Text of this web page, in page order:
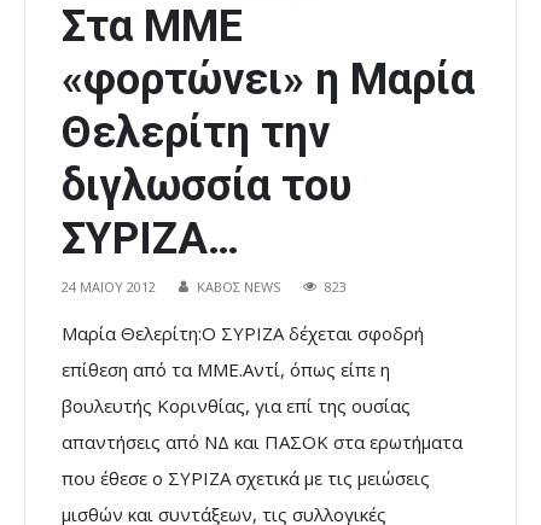
Στα ΜΜΕ
«φορτώνει» η Μαρία
Θελερίτη την
διγλωσσία του
ΣΥΡΙΖΑ…
24 ΜΑΪ́ΟΥ 2012 ΚΑΒΟΣ NEWS 823
Μαρία Θελερίτη:Ο ΣΥΡΙΖΑ δέχεται σφοδρή
επίθεση από τα ΜΜΕ.Αντί, όπως είπε η
βουλευτής Κορινθίας, για επί της ουσίας
απαντήσεις από ΝΔ και ΠΑΣΟΚ στα ερωτήματα
που έθεσε ο ΣΥΡΙΖΑ σχετικά με τις μειώσεις
μισθών και συντάξεων, τις συλλογικές